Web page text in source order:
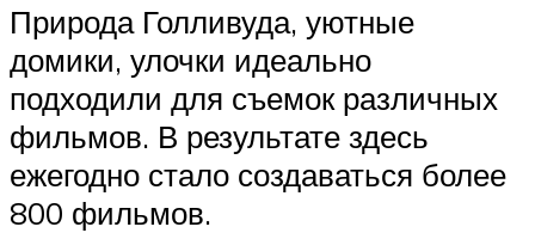
Природа Голливуда, уютные
домики, улочки идеально
подходили для съемок различных
фильмов. В результате здесь
ежегодно стало создаваться более
800 фильмов.